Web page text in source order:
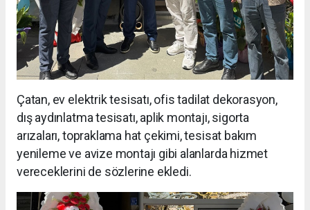
Çatan, ev elektrik tesisatı, ofis tadilat dekorasyon,
dış aydınlatma tesisatı, aplik montajı, sigorta
arızaları, topraklama hat çekimi, tesisat bakım
yenileme ve avize montajı gibi alanlarda hizmet
vereceklerini de sözlerine ekledi.